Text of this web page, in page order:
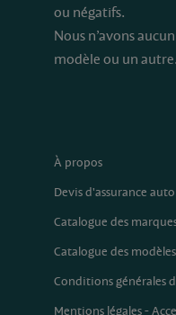
ou négatifs.
Nous n’avons
modèle ou un autre.
À propos
Devis d'assurance
Catalogue des
Catalogue des modèles
Conditions générales
Mentions légales-